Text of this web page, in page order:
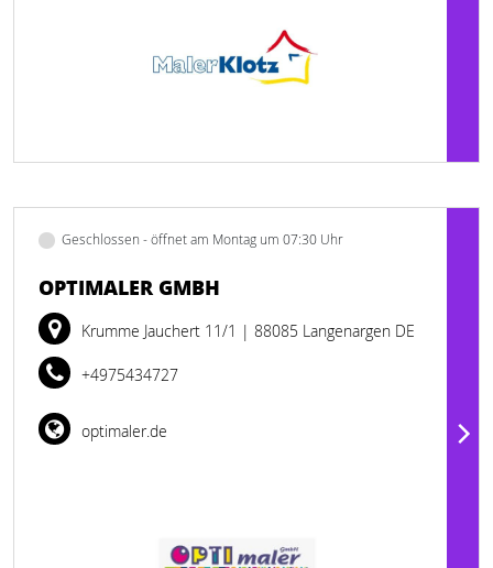
Geschlossen - öffnet am Montag um 07:30 Uhr
OPTIMALER GMBH
Krumme Jauchert 11/1 | 88085 Langenargen DE
+4975434727
optimaler.de